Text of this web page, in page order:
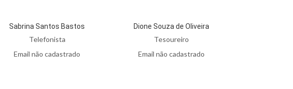
Sabrina Santos Bastos
Telefonista
Email não cadastrado
Dione Souza de Oliveira
Tesoureiro
Email não cadastrado